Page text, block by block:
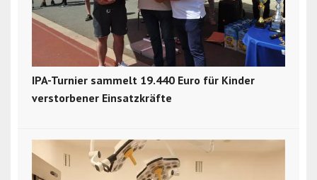
IPA-Turnier sammelt 19.440 Euro für Kinder
verstorbener Einsatzkräfte